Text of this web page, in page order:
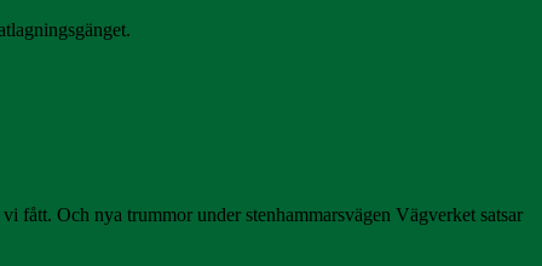
fått. Och nya trummor under stenhammarsvägen Vägverket satsar